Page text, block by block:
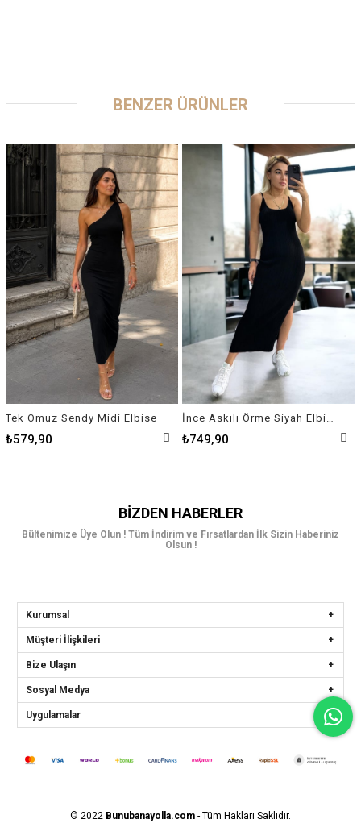
BENZER ÜRÜNLER
Tek Omuz Sendy Midi Elbise
₺579,90 ₺749,90
BIZDEN HABERLER
Bültenimize Üye Olun ! Tüm İndirim ve Fırsatlardan İlk Sizin Haberiniz
Olsun !
Kurumsal
Müşteri İlişkileri
Bize Ulaşın
Sosyal Medya
Uygulamalar
© 2022 Bunubanayolla.com- Tüm Hakları Saklıdır.